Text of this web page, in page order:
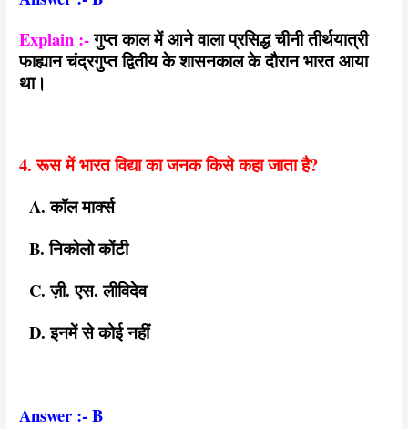
Explain :-गुप्त काल में आने वाला प्रसिद्ध चीनी तीर्थयात्री
फाह्यान चंद्रगुप्त द्वितीय के शासनकाल के दौरान भारत आया
था।
4. रूस में भारत विद्या का जनक किसे कहा जाता है?
A. कॉल मार्क्स
B. निकोलो कोंटी
C. ज़ी. एस. लीविदेव
D. इनमें से कोई नहीं
Answer :- B